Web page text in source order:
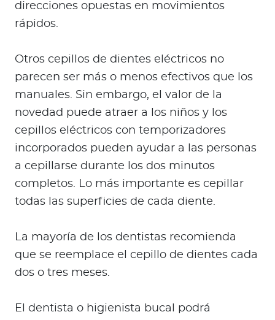
direcciones opuestas en movimientos
rápidos.
Otros cepillos de dientes eléctricos no
parecen ser más o menos efectivos que los
manuales. Sin embargo, el valor de la
novedad puede atraer a los niños y los
cepillos eléctricos con temporizadores
incorporados pueden ayudar a las personas
a cepillarse durante los dos minutos
completos. Lo más importante es cepillar
todas las superficies de cada diente.
La mayoría de los dentistas recomienda
que se reemplace el cepillo de dientes cada
dos o tres meses.
El dentista o higienista bucal podrá